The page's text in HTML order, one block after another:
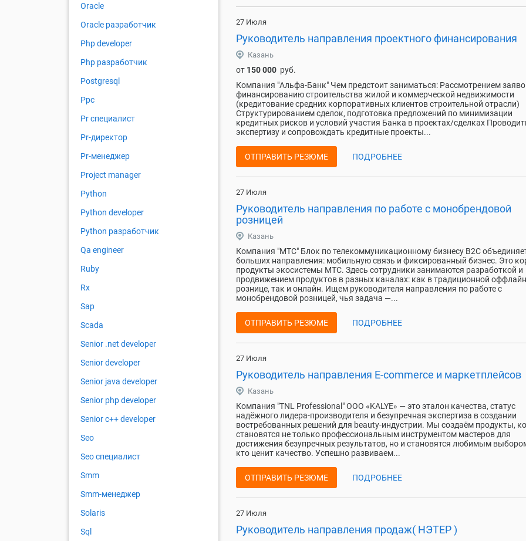
27 Июля
Руководитель направления проектного финансирования
Казань
от 150 000 руб.
Компания "Альфа-Банк" Чем предстоит заниматься: Рассмотрением
финансированию строительства жилой и коммерческой недвижимости
(кредитование средних корпоративных клиентов строительной отрасли)
Структурированием сделок, подготовка предложений по минимизации
кредитных рисков и условий участия Банка в проектах/сделках
экспертизу и сопровождать кредитные проекты...
ОТПРАВИТЬ РЕЗЮМЕ ПОДРОБНЕЕ
27 Июля
Руководитель направления по работе с монобрендовой
розницей
Казань
Компания "МТС" Блок по телекоммуникационному бизнесу B2C
больших направления: мобильную связь и фиксированный бизнес. Это
продукты экосистемы МТС. Здесь сотрудники занимаются разработкой и
продвижением продуктов в разных каналах: как в традиционной
рознице, так и онлайн. Ищем руководителя направления по работе с
монобрендовой розницей, чья задача —...
ОТПРАВИТЬ РЕЗЮМЕ ПОДРОБНЕЕ
27 Июля
Руководитель направления E-commerce и маркетплейсов
Казань
Компания "TNL Professional" ООО «KALYE» — это эталон качества, статус
надёжного лидера-производителя и безупречная экспертиза в создании
востребованных решений для beauty-индустрии. Мы создаём продукты,
становятся не только профессиональным инструментом мастеров для
достижения безупречных результатов, но и становятся любимым
кто ценит качество. Успешно развиваем...
ОТПРАВИТЬ РЕЗЮМЕ ПОДРОБНЕЕ
27 Июля
Руководитель направления продаж( НЭТЕР )
Oracle
Oracle разработчик
Php developer
Php разработчик
Postgresql
Ppc
Pr специалист
Pr-директор
Pr-менеджер
Project manager
Python
Python developer
Python разработчик
Qa engineer
Ruby
Rx
Sap
Scada
Senior .net developer
Senior developer
Senior java developer
Senior php developer
Senior с++ developer
Seo
Seo специалист
Smm
Smm-менеджер
Solaris
Sql